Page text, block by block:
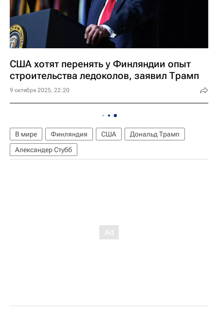
США хотят перенять у Финляндии опыт
строительства ледоколов, заявил Трамп
9 октября 2025, 22:20
В мире Финляндия США
Дональд Трамп
Александер Стубб